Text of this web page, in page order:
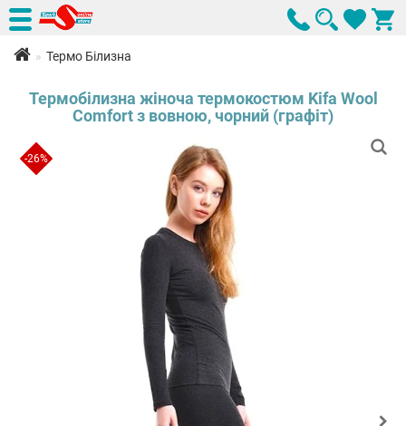
Термо Білизна
Термобілизна жіноча термокостюм Kifa Wool
Comfort з вовною, чорний (графіт)
-26%